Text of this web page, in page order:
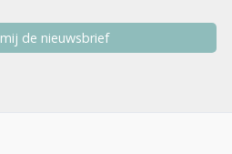
Ja, stuur mij de nieuwsbrief